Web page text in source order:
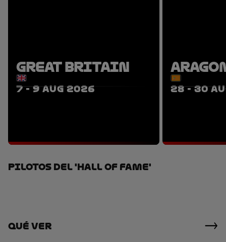
GREAT BRITAIN
7 - 9 AUG 2026 28 - 30
PILOTOS DEL 'HALL OF FAME'
Qué Ver